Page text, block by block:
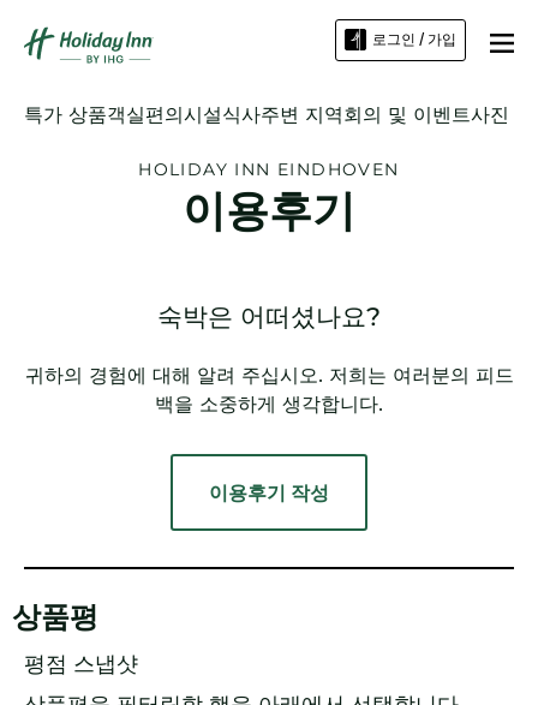
로그인 / 가입
특가 상품객실편의시설식사주변 지역회의 및 이벤트사진
HOLIDAY INN EINDHOVEN
이용후기
숙박은 어떠셨나요?
귀하의 경험에 대해 알려 주십시오. 저희는 여러분의 피드
백을 소중하게 생각합니다.
이용후기 작성